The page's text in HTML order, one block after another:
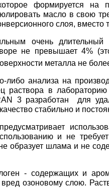
формируется на
масло в свою
слоя,
очень
не превышает 4%
металла не
либо анализа на
раствора в
3 разработан для
стабильно и
и не
образует шлама и не
- содержащих и
озоновому слою.